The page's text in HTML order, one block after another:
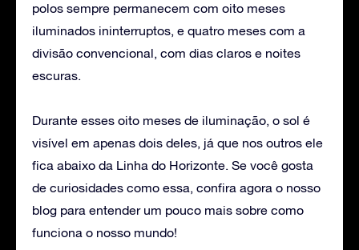
polos sempre permanecem com oito meses
iluminados ininterruptos, e quatro meses com a
divisão convencional, com dias claros e noites
escuras.
Durante esses oito meses de iluminação, o sol é
visível em apenas dois deles, já que nos outros ele
fica abaixo da Linha do Horizonte. Se você gosta
de curiosidades como essa, confira agora o nosso
blog para entender um pouco mais sobre como
funciona o nosso mundo!